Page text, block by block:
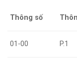
Thông số
01-00 P.1